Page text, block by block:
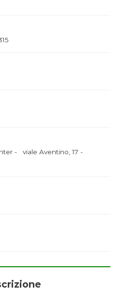
- viale Aventino, 17 -